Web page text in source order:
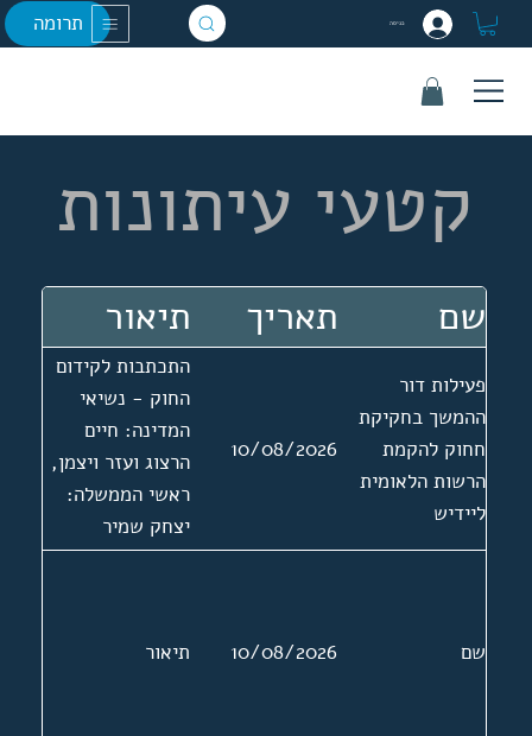
תרומה כניסה
קטעי עיתונות
שם תאריך תיאור
פעילות דור
ההמשך בחקיקת
חחוק להקמת
הרשות הלאומית
ליידיש
10/08/2026
התכתבות לקידום
החוק - נשיאי
המדינה: חיים
הרצוג ועזר ויצמן,
ראשי הממשלה:
יצחק שמיר
ושמעון פרס,
פרוטוקלים,
שם 10/08/2026 תיאור